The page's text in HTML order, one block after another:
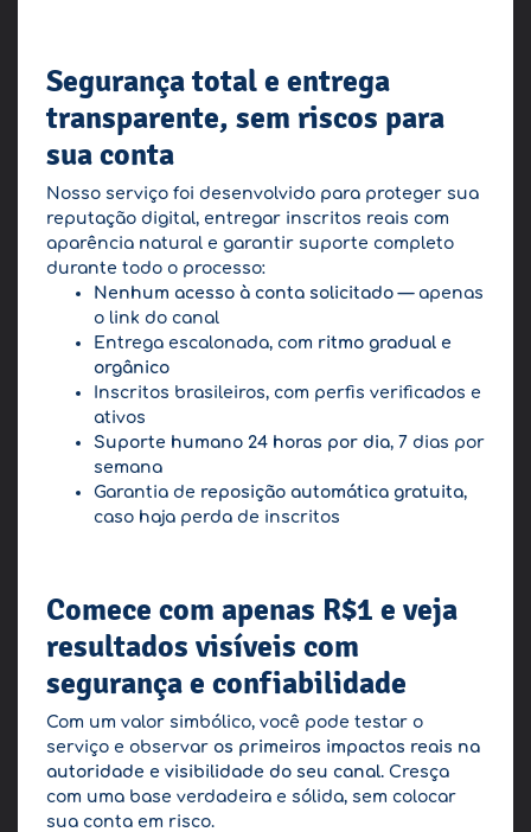
Segurança total e entrega
transparente, sem riscos para
sua conta
Nosso serviço foi desenvolvido para proteger sua
reputação digital, entregar inscritos reais com
aparência natural e garantir suporte completo
durante todo o processo:
Nenhum acesso à conta solicitado — apenas
o link do canal
Entrega escalonada, com ritmo gradual e
orgânico
Inscritos brasileiros, com perfis verificados e
ativos
Suporte humano 24 horas por dia, 7 dias por
semana
Garantia de reposição automática gratuita,
caso haja perda de inscritos
Comece com apenas R$1 e veja
resultados visíveis com
segurança e confiabilidade
Com um valor simbólico, você pode testar o
serviço e observar os primeiros impactos reais na
autoridade e visibilidade do seu canal. Cresça
com uma base verdadeira e sólida, sem colocar
sua conta em risco.